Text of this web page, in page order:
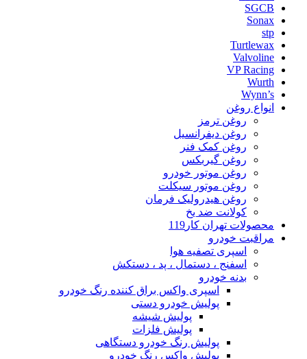
SGCB
Sonax
stp
Turtlewax
Valvoline
VP Racing
Wurth
Wynn’s
انواع روغن
روغن ترمز
روغن دیفرانسیل
روغن کمک فنر
روغن گیربکس
روغن موتور خودرو
روغن موتور سیکلت
روغن هیدرولیک فرمان
کولانت ضد یخ
محصولات تهران کار119
مراقبت خودرو
اسپری تصفیه هوا
اسفنج ، دستمال ، پد ، دستکش
بدنه خودرو
اسپری واکس براق کننده رنگ خودرو
پولیش خودرو دستی
پولیش شیشه
پولیش فلزات
پولیش رنگ خودرو دستگاهی
پولیش واکس رنگ خودرو